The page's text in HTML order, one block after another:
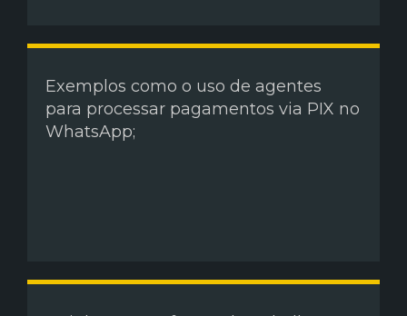
Exemplos como o uso de agentes
para processar pagamentos via PIX no
WhatsApp;